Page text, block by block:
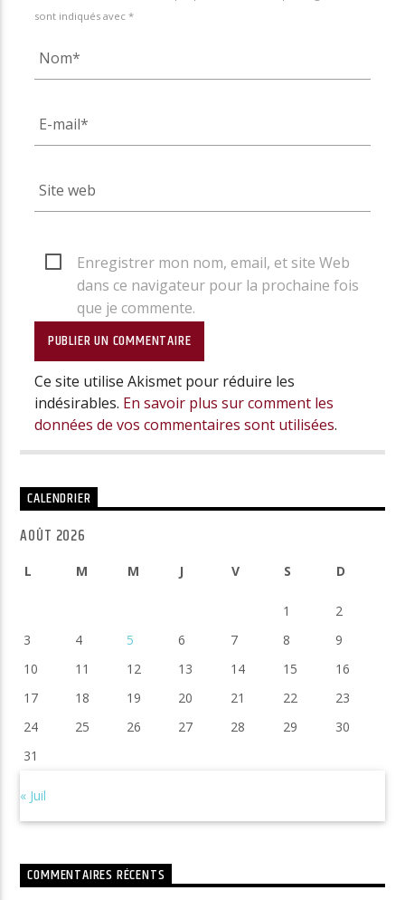
sont indiqués avec *
Enregistrer mon nom, email, et site Web
dans ce navigateur pour la prochaine fois
que je commente.
Ce site utilise Akismet pour réduire les
indésirables. En savoir plus sur comment les
données de vos commentaires sont utilisées.
CALENDRIER
AOÛT 2026
L M M J V S D
1
2
3
4 5 6 7 8
9
10
11 12 13 14 15
16
17
18 19 20 21 22
23
24
25 26 27 28 29
30
31
« Juil
COMMENTAIRES RÉCENTS